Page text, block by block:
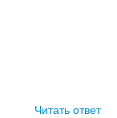
Читать ответ